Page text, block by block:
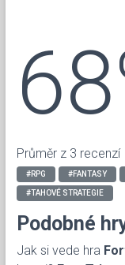
Průměr z 3 recenzí
#RPG #FANTASY
#TAHOVÉ STRATEGIE
Podobné
Jak si vede hra